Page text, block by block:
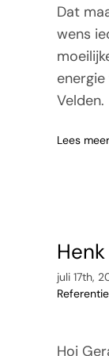
Dat
wens
Velden.
Lees meer
juli 17th,
Hoi